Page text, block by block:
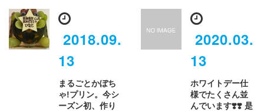
2018.09.
13
まるごとかぼち
ゃ!プリン。今シ
ーズン初、作り
2020.03.
13
ホワイトデー仕
様でたくさん並
んでいます❣️❣️ 是